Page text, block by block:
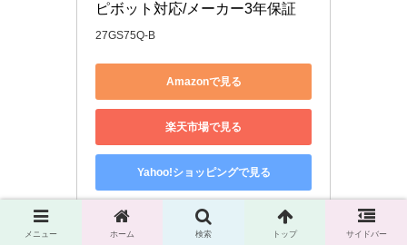
ピボット対応/メーカー3年保証
27GS75Q-B
Amazonで見る
楽天市場で見る
Yahoo!ショッピングで見る
メニュー ホーム 検索 トップ サイドバー